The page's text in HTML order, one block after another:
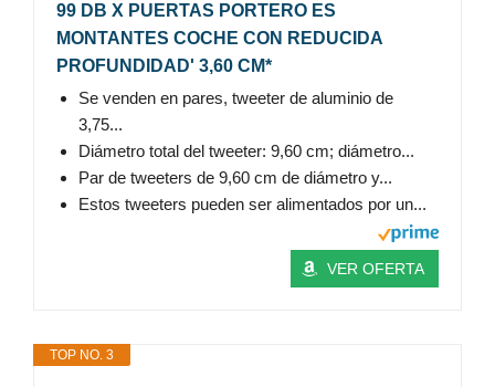
99 DB X PUERTAS PORTERO ES
MONTANTES COCHE CON REDUCIDA
PROFUNDIDAD' 3,60 CM*
Se venden en pares, tweeter de aluminio de
3,75...
Diámetro total del tweeter: 9,60 cm; diámetro...
Par de tweeters de 9,60 cm de diámetro y...
Estos tweeters pueden ser alimentados por un...
VER OFERTA
TOP NO. 3